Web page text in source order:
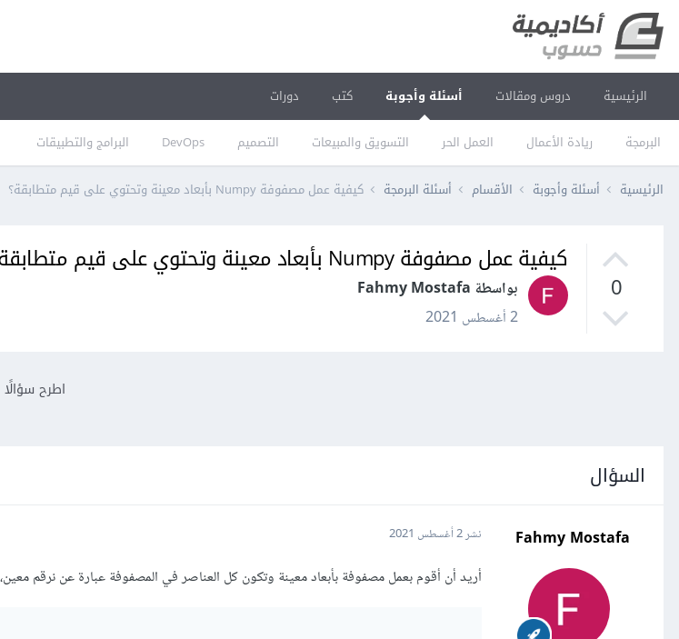
الرئيسية دروس ومقالات أسئلة وأجوبة
البرمجة ريادة الأعمال العمل الحر التسويق والمبيعات التصميم DevOps البرامج والتطبيقات
كتب دورات
الرئيسية أسئلة وأجوبة الأقسام أسئلة البرمجة كيفية عمل مصفوفة Numpy بأبعاد معينة وتحتوي على قيم متطابقة؟
0
كيفية عمل مصفوفة Numpy بأبعاد معينة وتحتوي على قيم متطابقة؟
بواسطة Fahmy Mostafa
2 أغسطس 2021
اطرح سؤالًا
السؤال
Fahmy Mostafa نشر2 أغسطس 2021
أريد أن أقوم بعمل مصفوفة بأبعاد معينة وتكون كل العناصر في المصفوفة عبارة عن نرقم